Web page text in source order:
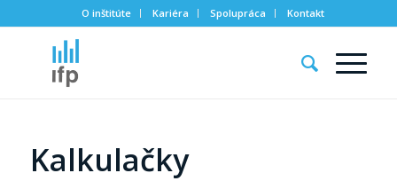
O inštitúte Kariéra Spolupráca Kontakt
Kalkulačky